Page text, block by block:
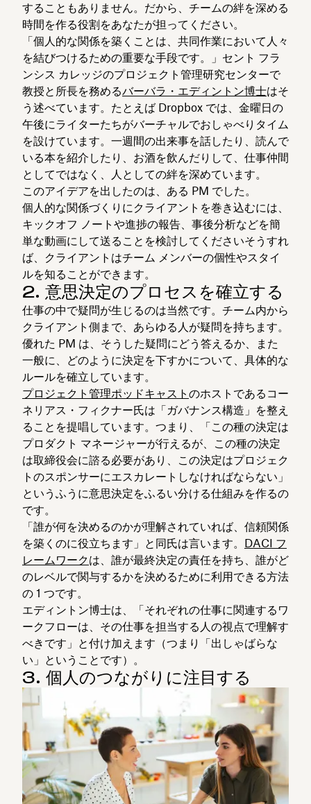
することもありません。だから、チームの絆を深める
時間を作る役割をあなたが担ってください。
「個人的な関係を築くことは、共同作業において人々
を結びつけるための重要な手段です。」セント フラ
ンシス カレッジのプロジェクト管理研究センターで
教授と所長を務めるバーバラ・エディントン博士はそ
う述べています。たとえば Dropbox では、金曜日の
午後にライターたちがバーチャルでおしゃべりタイム
を設けています。一週間の出来事を話したり、読んで
いる本を紹介したり、お酒を飲んだりして、仕事仲間
としてではなく、人としての絆を深めています。
このアイデアを出したのは、ある PM でした。
個人的な関係づくりにクライアントを巻き込むには、
キックオフ ノートや進捗の報告、事後分析などを簡
単な動画にして送ることを検討してくださいそうすれ
ば、クライアントはチーム メンバーの個性やスタイ
ルを知ることができます。
2. 意思決定のプロセスを確立する
仕事の中で疑問が生じるのは当然です。チーム内から
クライアント側まで、あらゆる人が疑問を持ちます。
優れた PM は、そうした疑問にどう答えるか、また
一般に、どのように決定を下すかについて、具体的な
ルールを確立しています。
プロジェクト管理ポッドキャスト のホストであるコー
ネリアス・フィクナー氏は「ガバナンス構造」を整え
ることを提唱しています。つまり、「この種の決定は
プロダクト マネージャーが行えるが、この種の決定
は取締役会に諮る必要があり、この決定はプロジェク
トのスポンサーにエスカレートしなければならない」
というふうに意思決定をふるい分ける仕組みを作るの
です。
「誰が何を決めるのかが理解されていれば、信頼関係
を築くのに役立ちます」と同氏は言います。 DACI フ
レームワークは、誰が最終決定の責任を持ち、誰がど
のレベルで関与するかを決めるために利用できる方法
の 1 つです。
エディントン博士は、「それぞれの仕事に関連するワ
ークフローは、その仕事を担当する人の視点で理解す
べきです」と付け加えます（つまり「出しゃばらな
い」ということです）。
3. 個人のつながりに注目する